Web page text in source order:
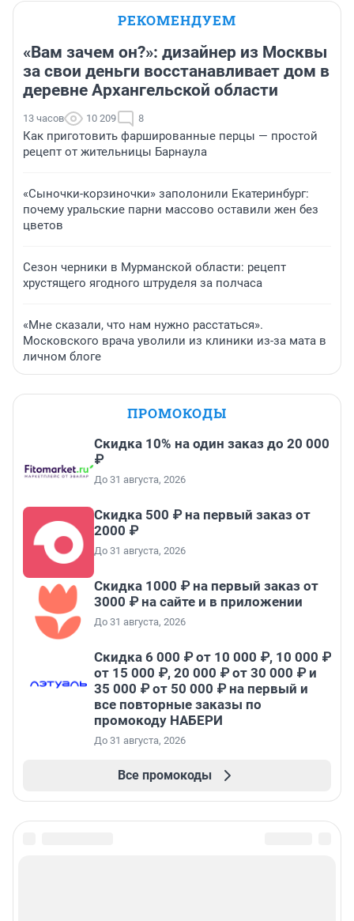
РЕКОМЕНДУЕМ
«Вам зачем он?»: дизайнер из Москвы
за свои деньги восстанавливает дом в
деревне Архангельской области
13 часов 10 209 8
Как приготовить фаршированные перцы — простой
рецепт от жительницы Барнаула
«Сыночки-корзиночки» заполонили Екатеринбург:
почему уральские парни массово оставили жен без
цветов
Сезон черники в Мурманской области: рецепт
хрустящего ягодного штруделя за полчаса
«Мне сказали, что нам нужно расстаться».
Московского врача уволили из клиники из-за мата в
личном блоге
ПРОМОКОДЫ
Скидка 10% на один заказ до 20 000
₽
До 31 августа, 2026
Скидка 500 ₽ на первый заказ от
2000 ₽
До 31 августа, 2026
Скидка 1000 ₽ на первый заказ от
3000 ₽ на сайте и в приложении
До 31 августа, 2026
Скидка 6 000 ₽ от 10 000 ₽, 10 000 ₽
от 15 000 ₽, 20 000 ₽ от 30 000 ₽ и
35 000 ₽ от 50 000 ₽ на первый и
все повторные заказы по
промокоду НАБЕРИ
До 31 августа, 2026
Все промокоды